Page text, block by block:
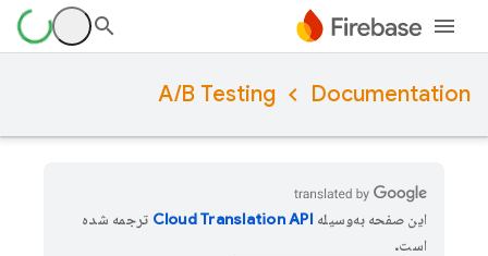
Documentation
A/B Testing
این صفحه به‌وسیله
ترجمه شده
است.